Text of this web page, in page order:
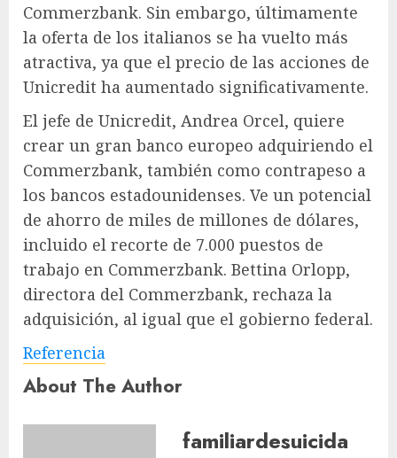
Commerzbank. Sin embargo, últimamente
la oferta de los italianos se ha vuelto más
atractiva, ya que el precio de las acciones de
Unicredit ha aumentado significativamente.
El jefe de Unicredit, Andrea Orcel, quiere
crear un gran banco europeo adquiriendo el
Commerzbank, también como contrapeso a
los bancos estadounidenses. Ve un potencial
de ahorro de miles de millones de dólares,
incluido el recorte de 7.000 puestos de
trabajo en Commerzbank. Bettina Orlopp,
directora del Commerzbank, rechaza la
adquisición, al igual que el gobierno federal.
Referencia
About The Author
familiardesuicida